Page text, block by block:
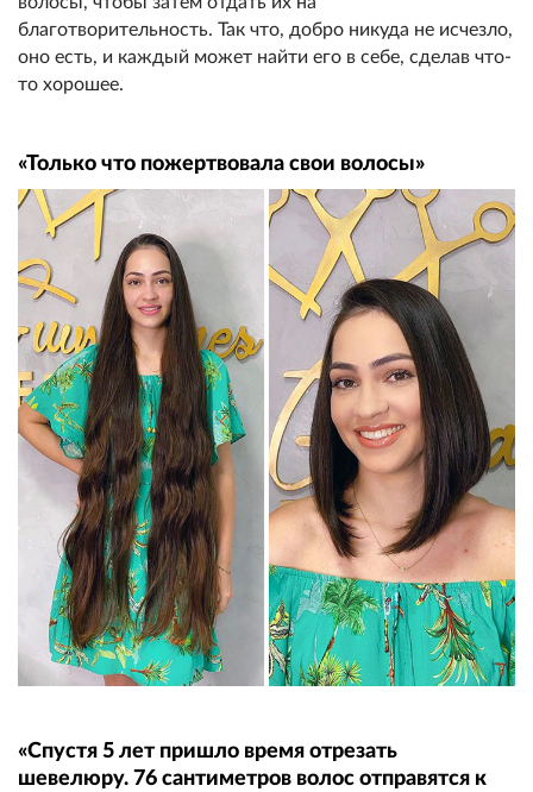
благотворительность. Так что, добро никуда не исчезло,
оно есть, и каждый может найти его в себе, сделав что-
то хорошее.
«Только что пожертвовала свои волосы»
«Спустя 5 лет пришло время отрезать
шевелюру. 76 сантиметров волос отправятся к